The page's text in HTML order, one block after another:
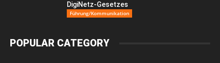
DigiNetz-Gesetzes
Führung/Kommunikation
POPULAR CATEGORY